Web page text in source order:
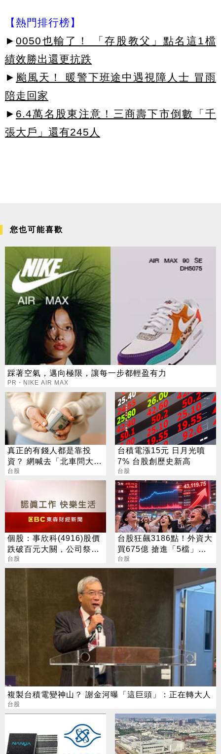
【熱門排行榜】
► 0050也輸了！ 「存股教父」點名這1檔
績效勝出還更抗跌
► 颱風天！ 暖警下班途中遇視障人士 冒雨
陪走回家
► 6.4萬名股東注意！三商壽下市倒數「千
張大戶」還有245人
您也可能喜歡
踩著空氣，邁向極限，讓每一步都輕盈有力
PR・NIKE AIR MAX
真正的有錢人都是靠投
資？ 網喊去「北車問大
師」：保證專業
台股
台積電漲15元 日月光噴
7% 台股創歷史新高
台股
個股：事欣科(4916)股價
跌破百元大關，公司祭出
八年首度庫藏股宣示信心
台股
台股狂飆3186點！外資大
買675億 搶進「5檔」
ETF
台股
複製台積電變神山？ 謝金河曝「這巨頭」：正在轉大人
台股